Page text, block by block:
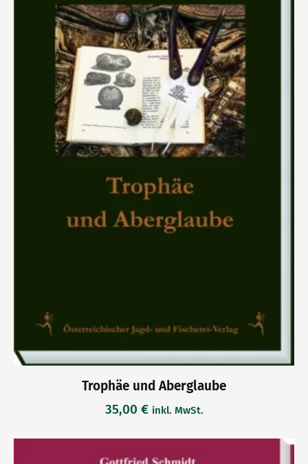
Trophäe und Aberglaube
35,00 € inkl. MwSt.